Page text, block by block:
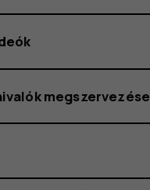
megszervezése